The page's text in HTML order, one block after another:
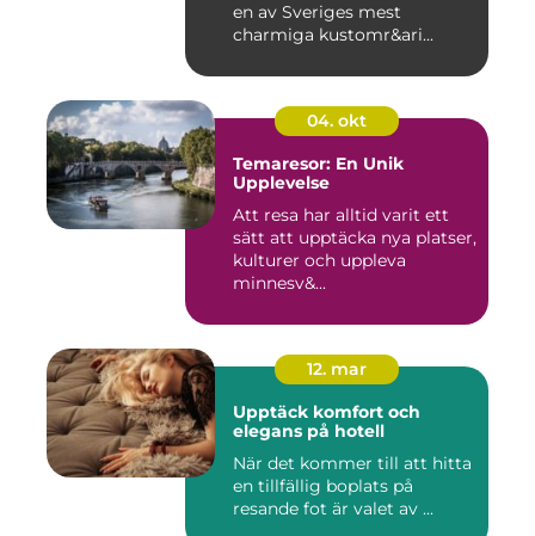
en av Sveriges mest
charmiga kustomr&ari...
04. okt
Temaresor: En Unik
Upplevelse
Att resa har alltid varit ett
sätt att upptäcka nya platser,
kulturer och uppleva
minnesv&...
12. mar
Upptäck komfort och
elegans på hotell
När det kommer till att hitta
en tillfällig boplats på
resande fot är valet av ...